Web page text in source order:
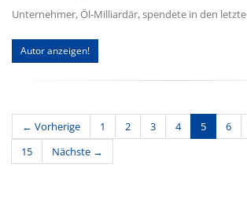
Unternehmer, Öl-Milliardär, spendete in den letzte
Autor anzeigen!
← Vorherige 1 2 3 4 5(current)
6
15
Nächste →